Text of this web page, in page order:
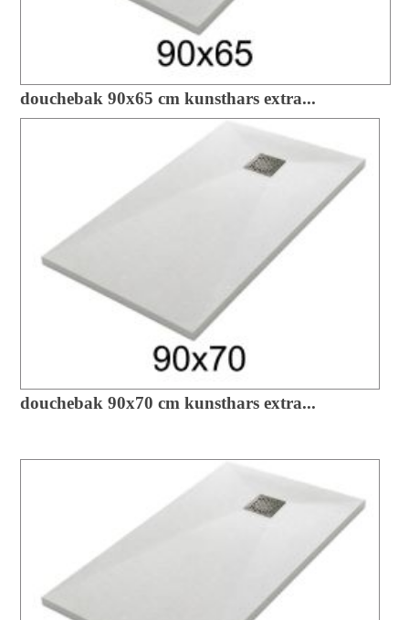
douchebak 90x65 cm kunsthars extra...
douchebak 90x70 cm kunsthars extra...